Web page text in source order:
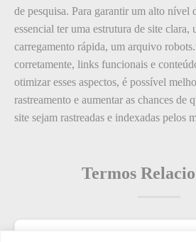
de pesquisa. Para garantir um alto nível
essencial ter uma estrutura de site clara,
carregamento rápida, um arquivo
corretamente, links funcionais e
otimizar esses aspectos, é possível
rastreamento e aumentar as chances de
site sejam rastreadas e indexadas pelos
Termos